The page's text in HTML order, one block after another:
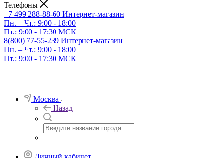
Телефоны
+7 499 288-88-60 Интернет-магазин
Пн. – Чт.: 9:00 - 18:00
Пт.: 9:00 - 17:30 МСК
8(800) 77-55-239 Интернет-магазин
Пн. – Чт.: 9:00 - 18:00
Пт.: 9:00 - 17:30 МСК
Москва
Назад
Личный кабинет